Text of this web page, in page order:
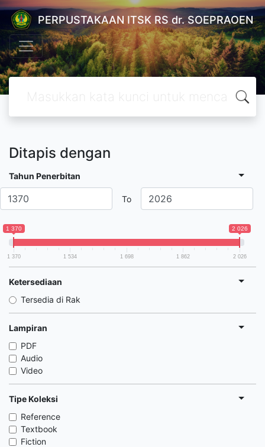
PERPUSTAKAAN ITSK RS dr. SOEPRAOEN
Ditapis dengan
Tahun Penerbitan
To
1 370 2 026
1 370 1 534 1 698 1 862 2 026
Ketersediaan
Tersedia di Rak
Lampiran
PDF
Audio
Video
Tipe Koleksi
Reference
Textbook
Fiction